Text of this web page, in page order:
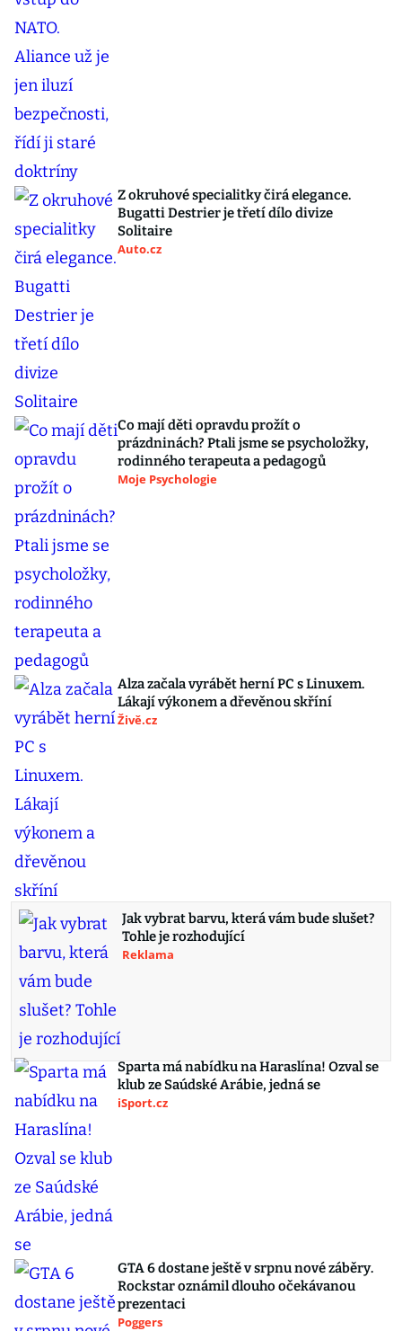
Z okruhové specialitky čirá elegance.
Bugatti Destrier je třetí dílo divize
Solitaire
Auto.cz
Co mají děti opravdu prožít o
prázdninách? Ptali jsme se psycholožky,
rodinného terapeuta a pedagogů
Moje Psychologie
Alza začala vyrábět herní PC s Linuxem.
Lákají výkonem a dřevěnou skříní
Živě.cz
Jak vybrat barvu, která vám bude slušet?
Tohle je rozhodující
Reklama
Sparta má nabídku na Haraslína! Ozval se
klub ze Saúdské Arábie, jedná se
iSport.cz
GTA 6 dostane ještě v srpnu nové záběry.
Rockstar oznámil dlouho očekávanou
prezentaci
Poggers